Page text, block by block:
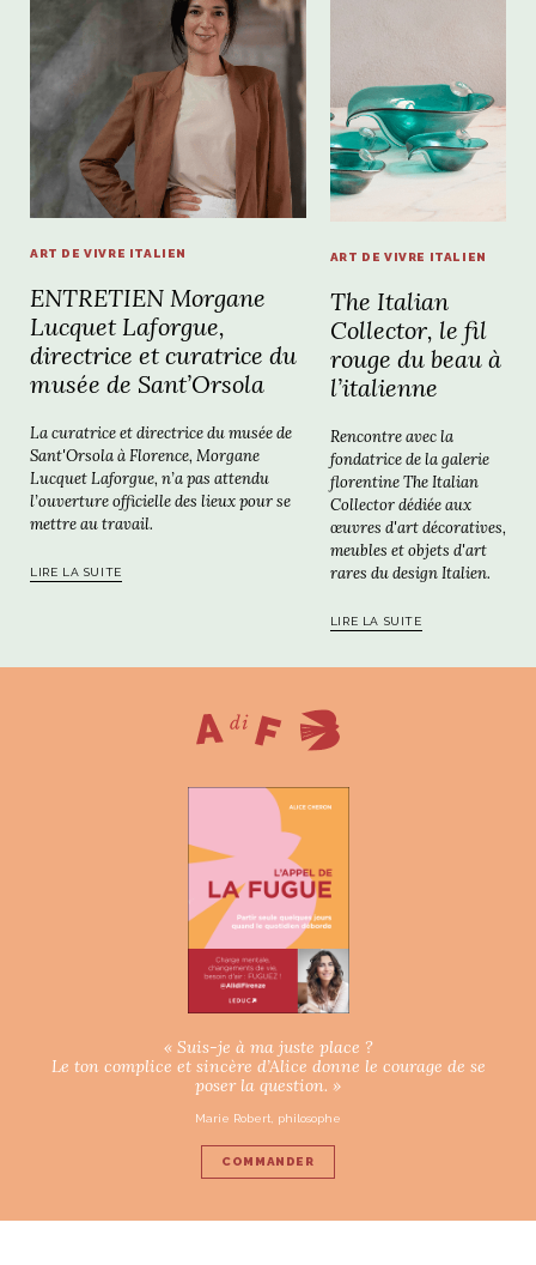
ART DE VIVRE ITALIEN
ENTRETIEN Morgane
Lucquet Laforgue,
directrice et curatrice du
musée de Sant’Orsola
La curatrice et directrice du musée de
Sant'Orsola à Florence, Morgane
Lucquet Laforgue, n’a pas attendu
l’ouverture officielle des lieux pour se
mettre au travail.
LIRE LA SUITE
ART DE VIVRE ITALIEN
The Italian
Collector, le fil
rouge du beau à
l’italienne
Rencontre avec la
fondatrice de la galerie
florentine The Italian
Collector dédiée aux
œuvres d'art décoratives,
meubles et objets d'art
rares du design Italien.
LIRE LA SUITE
« Suis-je à ma juste place ?
Le ton complice et sincère d’Alice donne le courage de se
poser la question. »
Marie Robert, philosophe
COMMANDER